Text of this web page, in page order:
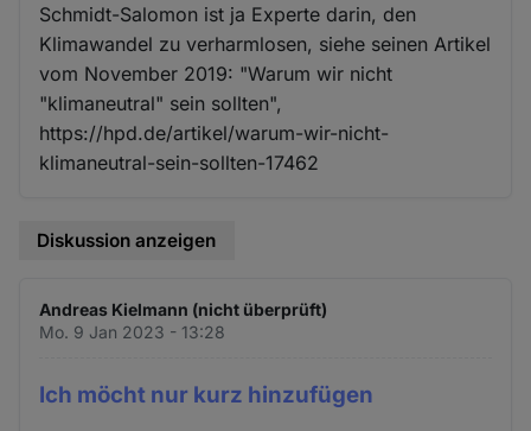
Schmidt-Salomon ist ja Experte darin, den
Klimawandel zu verharmlosen, siehe seinen Artikel
vom November 2019: "Warum wir nicht
"klimaneutral" sein sollten",
https://hpd.de/artikel/warum-wir-nicht-
klimaneutral-sein-sollten-17462
Diskussion anzeigen
Andreas Kielmann (nicht überprüft)
Mo. 9 Jan 2023 - 13:28
Ich möcht nur kurz hinzufügen